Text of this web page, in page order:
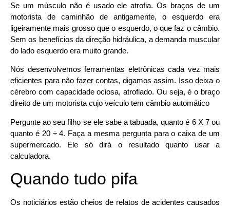
Se um músculo não é usado ele atrofia. Os braços de um
motorista de caminhão de antigamente, o esquerdo era
ligeiramente mais grosso que o esquerdo, o que faz o câmbio.
Sem os benefícios da direção hidráulica, a demanda muscular
do lado esquerdo era muito grande.
Nós desenvolvemos ferramentas eletrônicas cada vez mais
eficientes para não fazer contas, digamos assim. Isso deixa o
cérebro com capacidade ociosa, atrofiado. Ou seja, é o braço
direito de um motorista cujo veículo tem câmbio automático
Pergunte ao seu filho se ele sabe a tabuada, quanto é 6 X 7 ou
quanto é 20 ÷ 4. Faça a mesma pergunta para o caixa de um
supermercado. Ele só dirá o resultado quanto usar a
calculadora.
Quando tudo pifa
Os noticiários estão cheios de relatos de acidentes causados